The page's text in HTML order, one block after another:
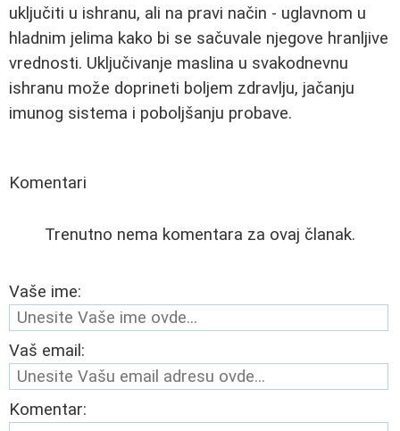
uključiti u ishranu, ali na pravi način - uglavnom u
hladnim jelima kako bi se sačuvale njegove hranljive
vrednosti. Uključivanje maslina u svakodnevnu
ishranu može doprineti boljem zdravlju, jačanju
imunog sistema i poboljšanju probave.
Komentari
Trenutno nema komentara za ovaj članak.
Vaše ime:
Vaš email:
Komentar: